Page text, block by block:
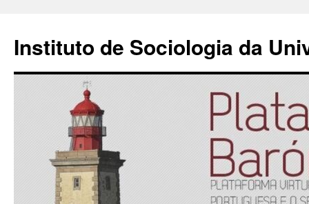
Instituto de Sociologia da